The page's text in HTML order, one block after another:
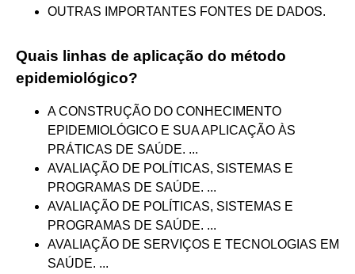
OUTRAS IMPORTANTES FONTES DE DADOS.
Quais linhas de aplicação do método
epidemiológico?
A CONSTRUÇÃO DO CONHECIMENTO
EPIDEMIOLÓGICO E SUA APLICAÇÃO ÀS
PRÁTICAS DE SAÚDE. ...
AVALIAÇÃO DE POLÍTICAS, SISTEMAS E
PROGRAMAS DE SAÚDE. ...
AVALIAÇÃO DE POLÍTICAS, SISTEMAS E
PROGRAMAS DE SAÚDE. ...
AVALIAÇÃO DE SERVIÇOS E TECNOLOGIAS EM
SAÚDE. ...